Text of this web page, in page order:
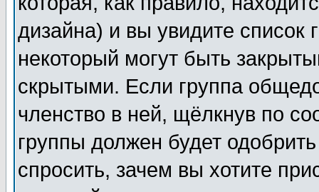
дизайна) и вы увидите список
некоторый могут быть
скрытыми. Если группа
членство в ней, щёлкнув по
группы должен будет
спросить, зачем вы хотите